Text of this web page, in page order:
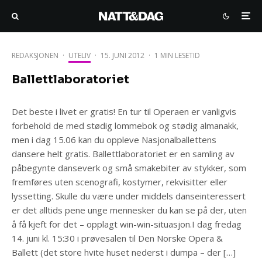
REDAKSJONEN · UTELIV · 15. JUNI 2012 · 1 MIN LESETID
Ballettlaboratoriet
Det beste i livet er gratis! En tur til Operaen er vanligvis
forbehold de med stødig lommebok og stødig almanakk,
men i dag 15.06 kan du oppleve Nasjonalballettens
dansere helt gratis. Ballettlaboratoriet er en samling av
påbegynte danseverk og små smakebiter av stykker, som
fremføres uten scenografi, kostymer, rekvisitter eller
lyssetting. Skulle du være under middels danseinteressert
er det alltids pene unge mennesker du kan se på der, uten
å få kjeft for det – opplagt win-win-situasjon.I dag fredag
14. juni kl. 15:30 i prøvesalen til Den Norske Opera &
Ballett (det store hvite huset nederst i dumpa – der […]